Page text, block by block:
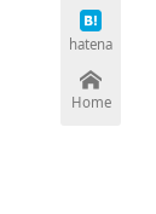
hatena
Home